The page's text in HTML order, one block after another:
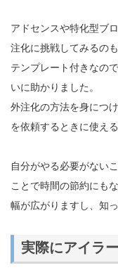
アドセンスや特化型ブ
注化に挑戦してみるの
テンプレート付きなの
いに助かりました。
外注化の方法を身につ
を依頼するときに使え
自分がやる必要がない
ことで時間の節約にもな
幅が広がりますし、知
実際にアイラ